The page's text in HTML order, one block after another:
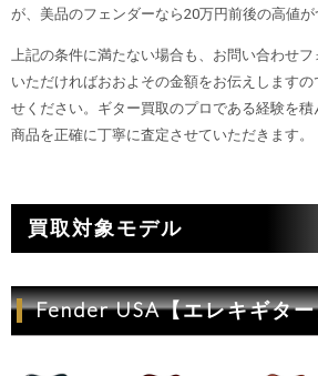
が、美品のフェンダーなら20万円前後の高値が
上記の条件に満たない場合も、お問い合わせ
いただければおおよその金額をお伝えします
せください。ギター買取のプロである経験を
商品を正確に丁寧に査定させていただきます。
買取対象モデル
Fender USA【エレキギタ